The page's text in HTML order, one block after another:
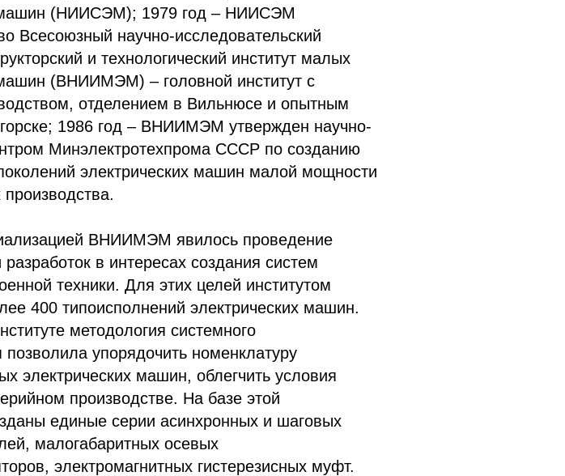
машин (НИИСЭМ); 1979 год – НИИСЭМ
Всесоюзный научно-исследовательский
и технологический институт малых
(ВНИИМЭМ) – головной институт с
отделением в Вильнюсе и опытным
1986 год – ВНИИМЭМ утвержден научно-
Минэлектротехпрома СССР по созданию
электрических машин малой мощности
производства.
ВНИИМЭМ явилось проведение
в интересах создания систем
техники. Для этих целей институтом
400 типоисполнений электрических машин.
методология системного
позволила упорядочить номенклатуру
электрических машин, облегчить условия
производстве. На базе этой
единые серии асинхронных и шаговых
малогабаритных осевых
электромагнитных гистерезисных муфт.